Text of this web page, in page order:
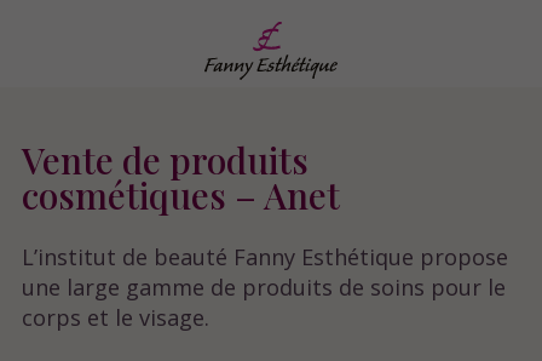
Vente de produits
cosmétiques – Anet
L’institut de beauté Fanny Esthétique propose
une large gamme de produits de soins pour le
corps et le visage.